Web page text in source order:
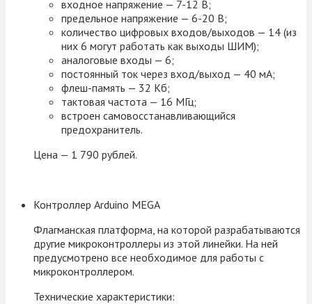
входное напряжение — 7-12 В;
предельное напряжение — 6-20 В;
количество цифровых входов/выходов — 14 (из
них 6 могут работать как выходы ШИМ);
аналоговые входы — 6;
постоянный ток через вход/выход — 40 мА;
флеш-память — 32 Кб;
тактовая частота — 16 МГц;
встроен самовосстанавливающийся
предохранитель.
Цена — 1 790 рублей.
Контроллер Arduino MEGA
Флагманская платформа, на которой разрабатываются
другие микроконтроллеры из этой линейки. На ней
предусмотрено все необходимое для работы с
микроконтроллером.
Технические характеристики: